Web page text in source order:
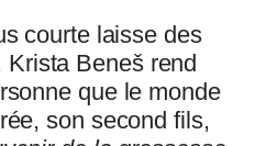
courte laisse des
Beneš rend
que le monde
son second fils,